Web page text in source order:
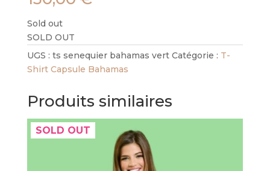
Sold out
SOLD OUT
UGS : ts senequier bahamas vert Catégorie : T-
Shirt Capsule Bahamas
Produits similaires
SOLD OUT